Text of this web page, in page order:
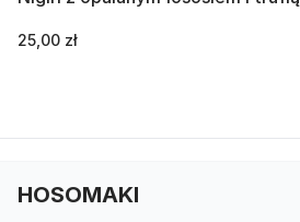
25,00 zł
HOSOMAKI